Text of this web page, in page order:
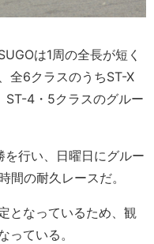
は1周の全長が短く
全6クラスのうちST-X
ST-4・5クラスのグルー
行い、日曜日にグルー
間の耐久レースだ。
となっているため、観
っている。